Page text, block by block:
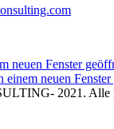
neuen Fenster
neuen
2021. Alle